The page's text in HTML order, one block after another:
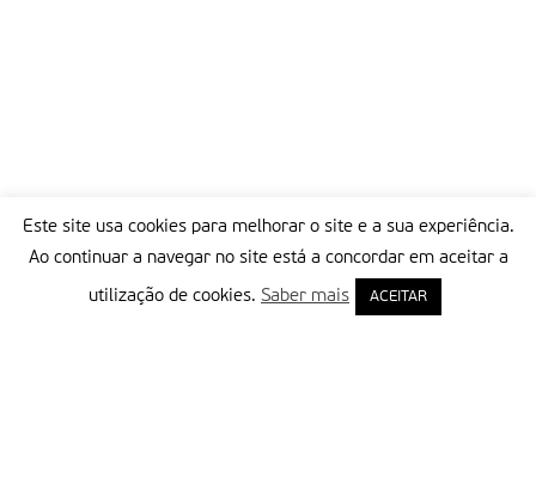
Este site usa cookies para melhorar o site e a sua experiência.
Ao continuar a navegar no site está a concordar em aceitar a
utilização de cookies. Saber mais ACEITAR